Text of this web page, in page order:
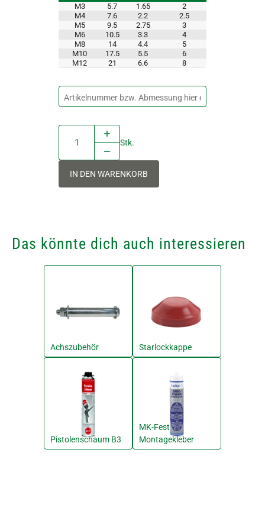
M3
5.7 1.65
2
M4
7.6 2.2
2.5
M5
9.5 2.75
3
M6
10.5 3.3
4
M8
14 4.4
5
M10
17.5 5.5
6
M12
21 6.6 8
Stk.
IN DEN WARENKORB
Das könnte dich auch interessieren
Achszubehör Starlockkappe
Pistolenschaum B3
MK-Fest
Montagekleber